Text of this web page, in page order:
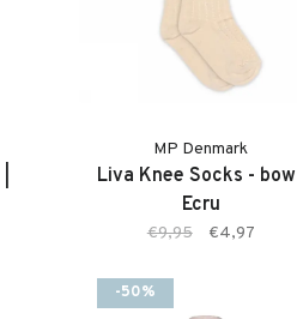
MP Denmark
Liva Knee Socks - bow |
Ecru
€9,95 €4,97
-50%